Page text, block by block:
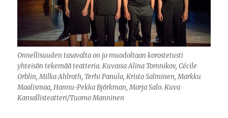
Onnellisuuden tasavalta on jo muodoltaan korostetusti
yhteisön tekemää teatteria. Kuvassa Alina Tomnikov, Cécile
Orblin, Milka Ahlroth, Terhi Panula, Kristo Salminen, Markku
Maalismaa, Hannu-Pekka Björkman, Marja Salo. Kuva
Kansallisteatteri/Tuomo Manninen